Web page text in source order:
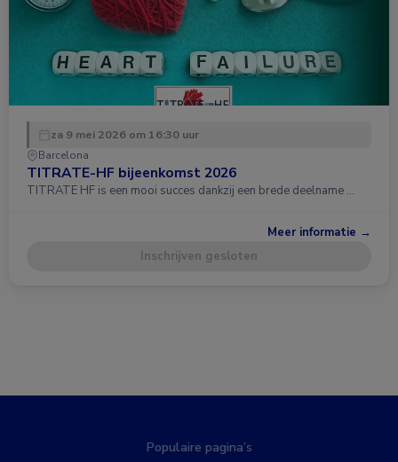
za 9 mei 2026 om 16:30 uur
Barcelona
TITRATE-HF bijeenkomst 2026
TITRATE HF is een mooi succes dankzij een brede deelname …
Meer informatie →
Inschrijven gesloten
Populaire pagina’s